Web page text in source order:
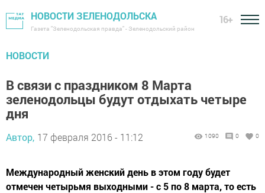
НОВОСТИ ЗЕЛЕНОДОЛЬСКА
Газета "Зеленодольская правда" - Зеленодольский район
16+
НОВОСТИ
В связи с праздником 8 Марта
зеленодольцы будут отдыхать четыре
дня
Автор, 17 февраля 2016 - 11:12 1090 0 0
Международный женский день в этом году будет
отмечен четырьмя выходными - с 5 по 8 марта, то есть